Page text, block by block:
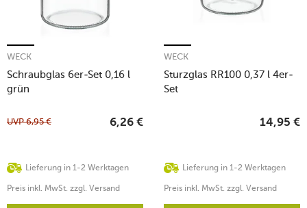
Schraubglas 6er-Set 0,16 l
grün
WECK
Lieferung in 1-2 Werktagen
UVP6,95 € 6,26 €
Preis inkl. MwSt. zzgl. Versand
Sturzglas RR100 0,37 l 4er-
Set
WECK
Lieferung in 1-2 Werktagen
14,95 €
Preis inkl. MwSt. zzgl. Versand